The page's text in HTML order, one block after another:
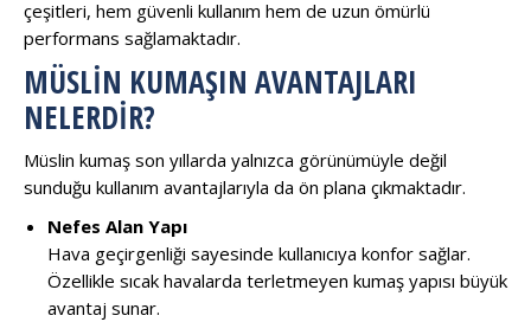
çeşitleri, hem güvenli kullanım hem de uzun ömürlü
performans sağlamaktadır.
MÜSLIN KUMAŞIN AVANTAJLARI
NELERDIR?
Müslin kumaş son yıllarda yalnızca görünümüyle değil
sunduğu kullanım avantajlarıyla da ön plana çıkmaktadır.
Nefes Alan Yapı
Hava geçirgenliği sayesinde kullanıcıya konfor sağlar.
Özellikle sıcak havalarda terletmeyen kumaş yapısı büyük
avantaj sunar.